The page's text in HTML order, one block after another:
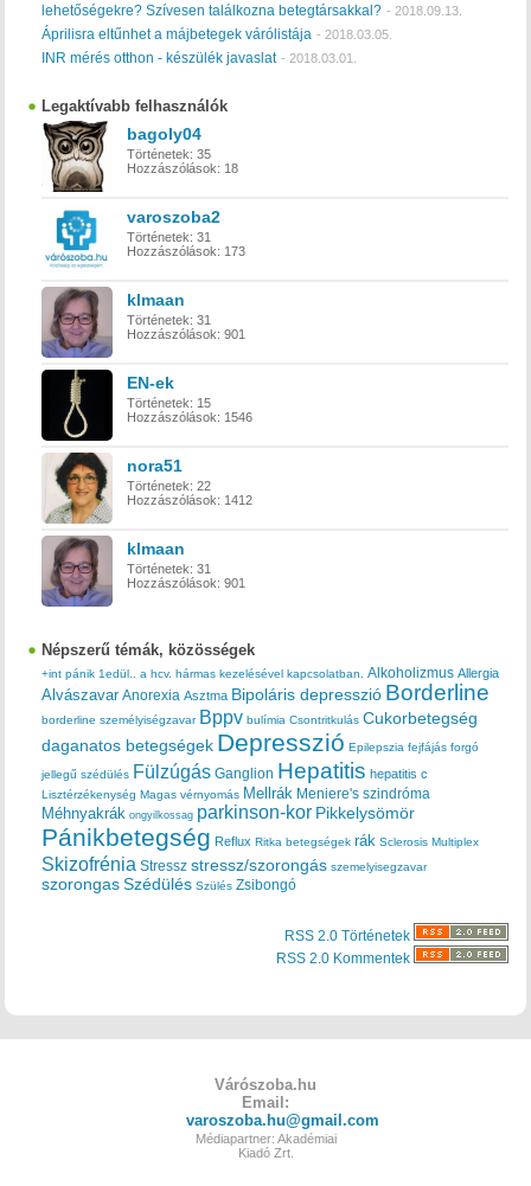
lehetőségekre? Szívesen találkozna betegtársakkal? - 2018.09.13.
Áprilisra eltűnhet a májbetegek várólistája - 2018.03.05.
INR mérés otthon - készülék javaslat - 2018.03.01.
Legaktívabb felhasználók
bagoly04
Történetek: 35
Hozzászólások: 18
varoszoba2
Történetek: 31
Hozzászólások: 173
klmaan
Történetek: 31
Hozzászólások: 901
EN-ek
Történetek: 15
Hozzászólások: 1546
nora51
Történetek: 22
Hozzászólások: 1412
klmaan
Történetek: 31
Hozzászólások: 901
Népszerű témák, közösségek
+int pánik 1edül.. a hcv. hármas kezelésével kapcsolatban. Alkoholizmus Allergia
Alvászavar Anorexia Asztma Bipoláris depresszió Borderline
borderline személyiségzavar Bppv bulímia Csontritkulás Cukorbetegség
daganatos betegségek Depresszió Epilepszia fejfájás forgó
jellegű szédülés Fülzúgás Ganglion Hepatitis hepatitis c
Lisztérzékenység Magas vérnyomás Mellrák Meniere's szindróma
Méhnyakrák ongyilkossag parkinson-kor Pikkelysömör
Pánikbetegség Reflux Ritka betegségek rák Sclerosis Multiplex
Skizofrénia Stressz stressz/szorongás szemelyisegzavar
szorongas Szédülés Szülés Zsibongó
RSS 2.0 Történetek
RSS 2.0 Kommentek
Várószoba.hu
Email:
varoszoba.hu@gmail.com
Médiapartner: Akadémiai
Kiadó Zrt.